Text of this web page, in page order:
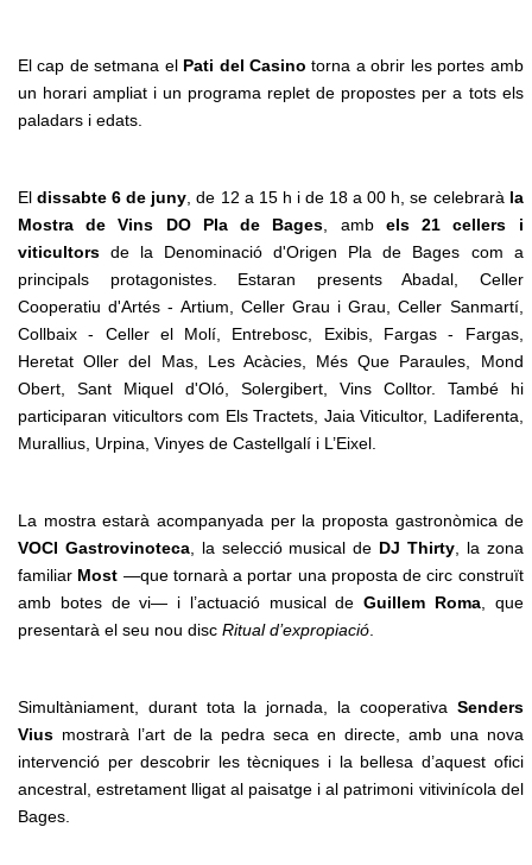
El cap de setmana el Pati del Casino torna a obrir les portes amb
un horari ampliat i un programa replet de propostes per a tots els
paladars i edats.
El dissabte 6 de juny , de 12 a 15 h i de 18 a 00 h, se celebrarà la
Mostra de Vins DO Pla de Bages , amb els 21 cellers i
viticultors de la Denominació d'Origen Pla de Bages com a
principals protagonistes. Estaran presents Abadal, Celler
Cooperatiu d'Artés - Artium, Celler Grau i Grau, Celler Sanmartí,
Collbaix - Celler el Molí, Entrebosc, Exibis, Fargas - Fargas,
Heretat Oller del Mas, Les Acàcies, Més Que Paraules, Mond
Obert, Sant Miquel d'Oló, Solergibert, Vins Colltor. També hi
participaran viticultors com Els Tractets, Jaia Viticultor, Ladiferenta,
Murallius, Urpina, Vinyes de Castellgalí i L’Eixel.
La mostra estarà acompanyada per la proposta gastronòmica de
VOCI Gastrovinoteca, la selecció musical de DJ Thirty, la zona
familiar Most —que tornarà a portar una proposta de circ construït
amb botes de vi— i l’actuació musical deGuillem Roma, que
presentarà el seu nou disc Ritual d’expropiació
Simultàniament, durant tota la jornada, la cooperativa Senders
Vius mostrarà l’art de la pedra seca en directe, amb una nova
intervenció per descobrir les tècniques i la bellesa d’aquest ofici
ancestral, estretament lligat al paisatge i al patrimoni vitivinícola del
Bages.